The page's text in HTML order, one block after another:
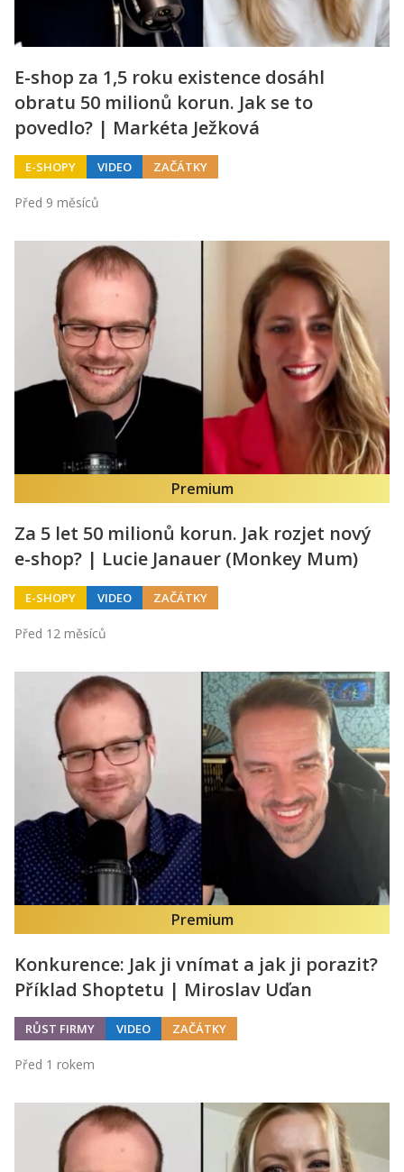
E-shop za 1,5 roku existence dosáhl
obratu 50 milionů korun. Jak se to
povedlo? | Markéta Ježková
E-SHOPY VIDEO ZAČÁTKY
Před 9 měsíců
Premium
Za 5 let 50 milionů korun. Jak rozjet nový
e-shop? | Lucie Janauer (Monkey Mum)
E-SHOPY VIDEO ZAČÁTKY
Před 12 měsíců
Premium
Konkurence: Jak ji vnímat a jak ji porazit?
Příklad Shoptetu | Miroslav Uďan
RŮST FIRMY VIDEO ZAČÁTKY
Před 1 rokem